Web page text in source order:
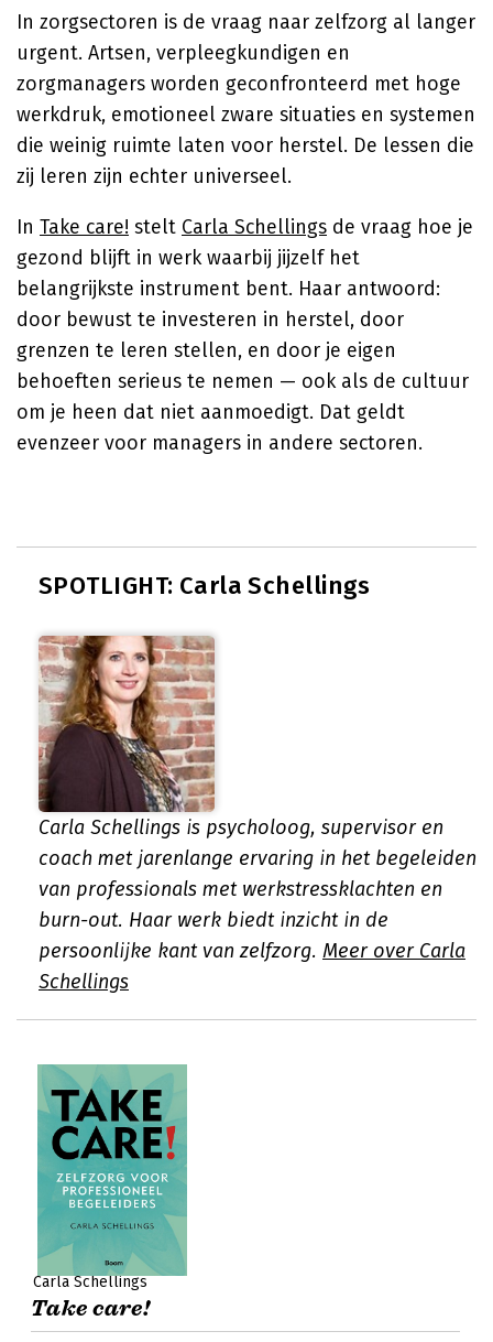
In zorgsectoren is de vraag naar zelfzorg al langer
urgent. Artsen, verpleegkundigen en
zorgmanagers worden geconfronteerd met hoge
werkdruk, emotioneel zware situaties en systemen
die weinig ruimte laten voor herstel. De lessen die
zij leren zijn echter universeel.
In Take care! stelt Carla Schellings de vraag hoe je
gezond blijft in werk waarbij jijzelf het
belangrijkste instrument bent. Haar antwoord:
door bewust te investeren in herstel, door
grenzen te leren stellen, en door je eigen
behoeften serieus te nemen — ook als de cultuur
om je heen dat niet aanmoedigt. Dat geldt
evenzeer voor managers in andere sectoren.
SPOTLIGHT: Carla Schellings
Carla Schellings is psycholoog, supervisor en
coach met jarenlange ervaring in het begeleiden
van professionals met werkstressklachten en
burn-out. Haar werk biedt inzicht in de
persoonlijke kant van zelfzorg. Meer over Carla
Schellings
Carla Schellings
Take care!